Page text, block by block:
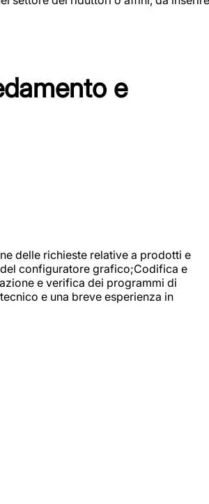
e
delle richieste relative a prodotti e
configuratore grafico;Codifica e
e verifica dei programmi di
e una breve esperienza in